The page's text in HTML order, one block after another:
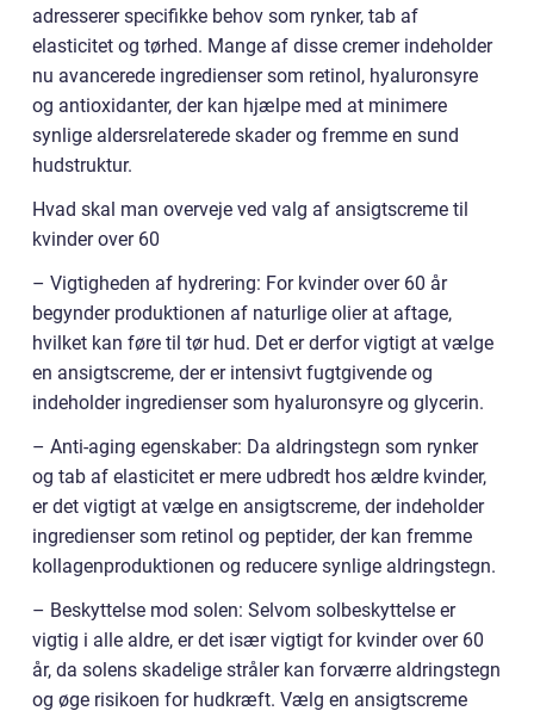
adresserer specifikke behov som rynker, tab af
elasticitet og tørhed. Mange af disse cremer indeholder
nu avancerede ingredienser som retinol, hyaluronsyre
og antioxidanter, der kan hjælpe med at minimere
synlige aldersrelaterede skader og fremme en sund
hudstruktur.
Hvad skal man overveje ved valg af ansigtscreme til
kvinder over 60
– Vigtigheden af hydrering: For kvinder over 60 år
begynder produktionen af naturlige olier at aftage,
hvilket kan føre til tør hud. Det er derfor vigtigt at vælge
en ansigtscreme, der er intensivt fugtgivende og
indeholder ingredienser som hyaluronsyre og glycerin.
– Anti-aging egenskaber: Da aldringstegn som rynker
og tab af elasticitet er mere udbredt hos ældre kvinder,
er det vigtigt at vælge en ansigtscreme, der indeholder
ingredienser som retinol og peptider, der kan fremme
kollagenproduktionen og reducere synlige aldringstegn.
– Beskyttelse mod solen: Selvom solbeskyttelse er
vigtig i alle aldre, er det især vigtigt for kvinder over 60
år, da solens skadelige stråler kan forværre aldringstegn
og øge risikoen for hudkræft. Vælg en ansigtscreme